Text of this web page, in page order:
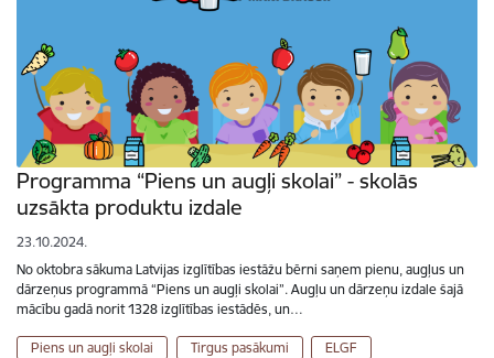
Programma “Piens un augļi skolai” - skolās
uzsākta produktu izdale
23.10.2024.
No oktobra sākuma Latvijas izglītības iestāžu bērni saņem pienu, augļus un
dārzeņus programmā “Piens un augļi skolai”. Augļu un dārzeņu izdale šajā
mācību gadā norit 1328 izglītības iestādēs, un…
Piens un augļi skolai Tirgus pasākumi ELGF